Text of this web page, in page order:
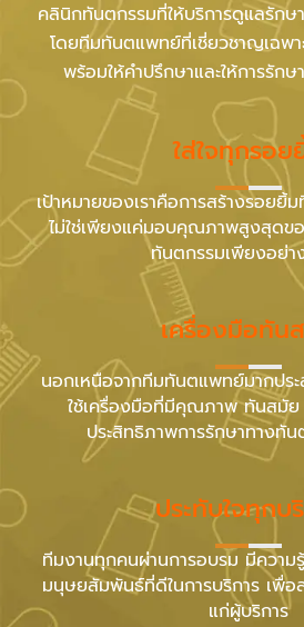
คลินิกทันตกรรมที่ให้บริการดูแลรักษ
โดยทีมทันตแพทย์ที่เชี่ยวชาญเฉพ
พร้อมให้คำปรึกษาและให้การรักษ
ใส่ใจทุกรอย
เป้าหมายของเราคือการสร้างรอยยิ้
ไม่ใช่เพียงแค่มอบคุณภาพสูงสุดข
ทันตกรรมเพียงอย่า
เครื่องมือทัน
นอกเหนือจากทีมทันตแพทย์มากปร
ใช้เครื่องมือที่มีคุณภาพ ทันสมัย
ประสิทธิภาพการรักษาทางทั
ประทับใจทุกบ
ทีมงานทุกคนผ่านการอบรม มีความ
มนุษยสัมพันธ์ที่ดีในการบริการ เพื่อ
แก่ผู้บริการ